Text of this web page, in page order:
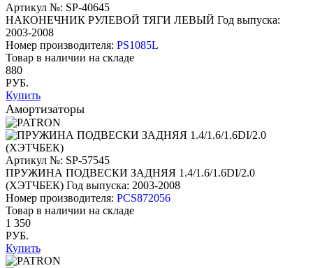
Артикул №: SP-40645
НАКОНЕЧНИК РУЛЕВОЙ ТЯГИ ЛЕВЫЙ Год выпуска:
2003-2008
Номер производителя: PS1085L
Товар в наличии на складе
880
РУБ.
Купить
Амортизаторы
Артикул №: SP-57545
ПРУЖИНА ПОДВЕСКИ ЗАДНЯЯ 1.4/1.6/1.6DI/2.0
(ХЭТЧБЕК) Год выпуска: 2003-2008
Номер производителя: PCS872056
Товар в наличии на складе
1 350
РУБ.
Купить